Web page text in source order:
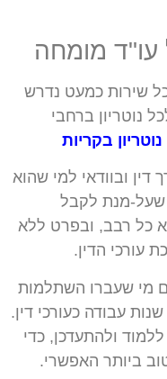
עו"ד מומחה
שירות כמעט נדרש
נוטריון ברחבי
נוטריון בקריות
דין ובוודאי למי שהוא
שעל-מנת לקבל
כל רבב, ובפרט ללא
עורכי הדין.
מי שעברו השתלמות
ספציפית, וזאת לאחר מינימום 10 שנות עבודה כעורכי דין.
ללמוד ולהתעדכן, כדי
ביותר האפשרי.